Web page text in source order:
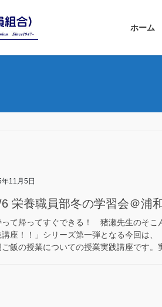
ホーム
11月5日
栄養職員部冬の学習会＠浦
って帰ってすぐできる！ 猪瀬先生のそ
講座！！」シリーズ第一弾となる今回は
ご飯の授業についての授業実践講座です